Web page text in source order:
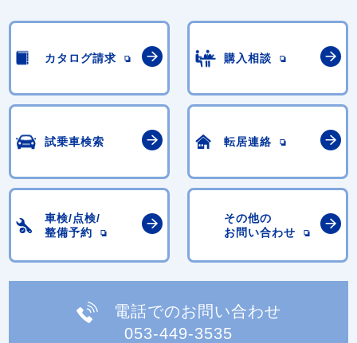
カタログ請求 購入相談
試乗車検索 転居連絡
車検/点検/
整備予約
その他の
お問い合わせ
電話でのお問い合わせ
053-449-3535